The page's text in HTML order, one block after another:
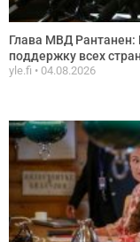
Глава МВД Рантанен:
поддержку всех
yle.fi 04.08.2026